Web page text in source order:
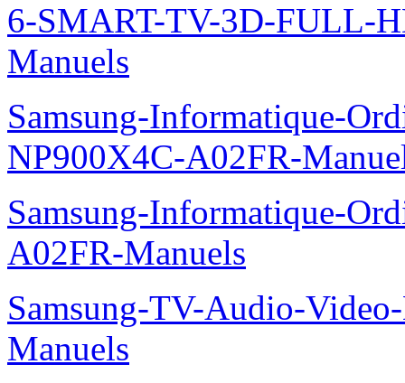
6-SMART-TV-3D-FULL-
Manuels
Samsung-Informatique-
NP900X4C-A02FR-
Samsung-Informatique-
A02FR-Manuels
Samsung-TV-Audio-
Manuels